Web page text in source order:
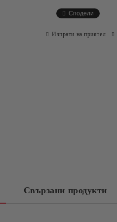
Сподели
Изпрати на приятел
Свързани продукти